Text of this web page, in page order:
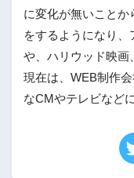
に変化が無いこと
をするようになり
や、ハリウッド映画
現在は、WEB制作
なCMやテレビなど